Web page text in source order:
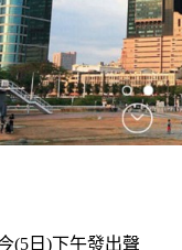
(5日)下午發出聲